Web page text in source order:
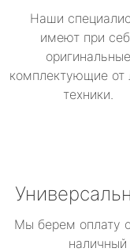
Наши
имеют при
оригинальные
комплектующие от
техники.
Мы берем оплату